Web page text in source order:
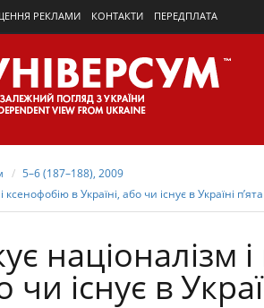
РЕКЛАМИ КОНТАКТИ ПЕРЕДПЛАТА
5–6 (187–188), 2009
в Україні, або чи існує в Україні
націоналізм
чи існує в